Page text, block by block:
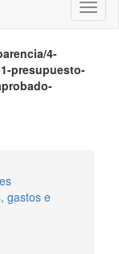
Menú
4-
presupuesto-
gastos e